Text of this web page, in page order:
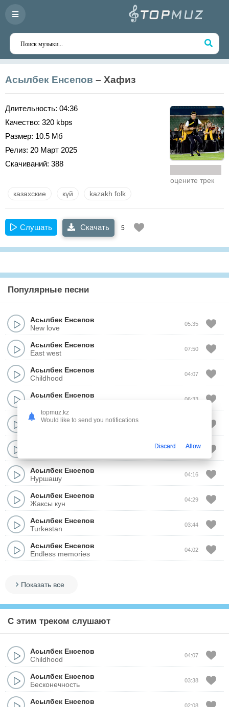
Асылбек Енсепов – Хафиз
Длительность: 04:36
Качество: 320 kbps
Размер: 10.5 Мб
Релиз: 20 Март 2025
Скачиваний: 388
оцените трек
казахские күй kazakh folk
Слушать Скачать 5
Популярные песни
Асылбек Енсепов
New love
05:35
Асылбек Енсепов
East west
07:50
Асылбек Енсепов
Childhood
04:07
Асылбек Енсепов
06:33
Асылбек Енсепов
03:59
Асылбек Енсепов
Нуршашу
04:16
Асылбек Енсепов
Жаксы кун
04:29
Асылбек Енсепов
Turkestan
03:44
Асылбек Енсепов
Endless memories
04:02
Показать все
С этим треком слушают
Асылбек Енсепов
Childhood
04:07
Асылбек Енсепов
Бесконечность
03:38
Асылбек Енсепов
02:08
topmuz.kz
Would like to send you notifications
Discard Allow